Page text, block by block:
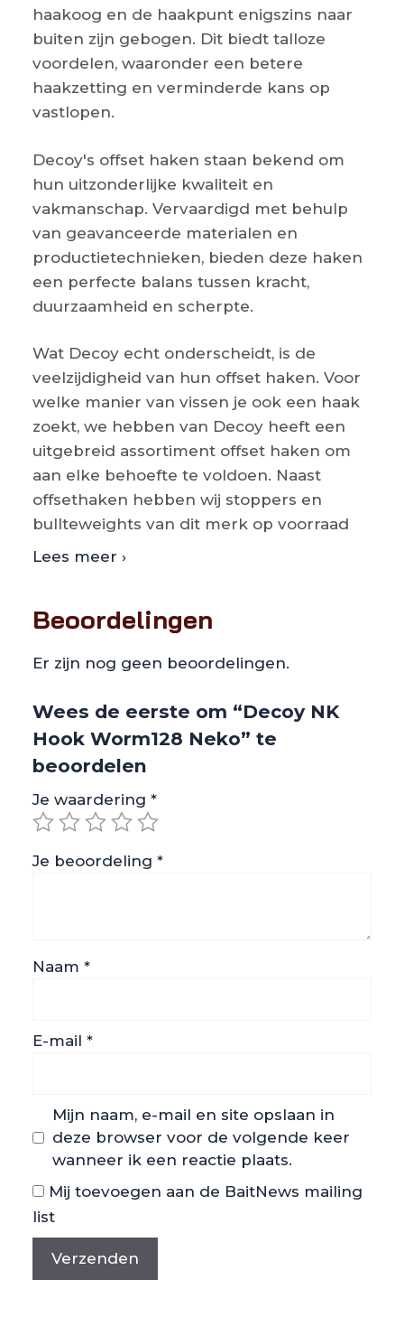
haakoog en de haakpunt enigszins naar
buiten zijn gebogen. Dit biedt talloze
voordelen, waaronder een betere
haakzetting en verminderde kans op
vastlopen.
Decoy's offset haken staan bekend om
hun uitzonderlijke kwaliteit en
vakmanschap. Vervaardigd met behulp
van geavanceerde materialen en
productietechnieken, bieden deze haken
een perfecte balans tussen kracht,
duurzaamheid en scherpte.
Wat Decoy echt onderscheidt, is de
veelzijdigheid van hun offset haken. Voor
welke manier van vissen je ook een haak
zoekt, we hebben van Decoy heeft een
uitgebreid assortiment offset haken om
aan elke behoefte te voldoen. Naast
offsethaken hebben wij stoppers en
bullteweights van dit merk op voorraad
Lees meer ›
Beoordelingen
Er zijn nog geen beoordelingen.
Wees de eerste om “Decoy NK
Hook Worm128 Neko” te
beoordelen
Je waardering *
Je beoordeling *
Naam *
E-mail *
Mijn naam, e-mail en site opslaan in
deze browser voor de volgende keer
wanneer ik een reactie plaats.
Mij toevoegen aan de BaitNews mailing
list